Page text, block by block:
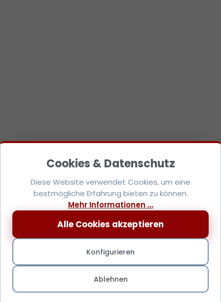
Diese Website verwendet Cookies, um eine
bestmögliche Erfahrung bieten zu können.
Mehr Informationen ...
Ablehnen
Konfigurieren
Alle Cookies akzeptieren